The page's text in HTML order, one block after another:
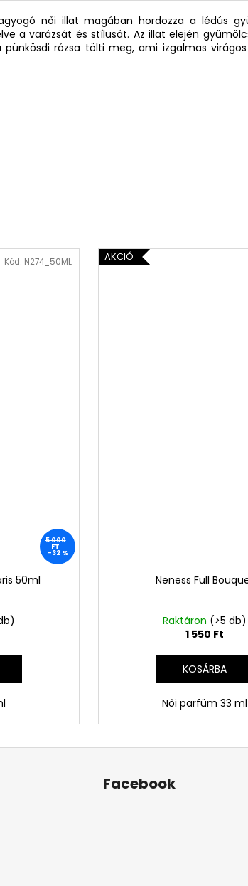
női illat magában hordozza a lédús
a varázsát és stílusát. Az illat elején
rózsa tölti meg, ami izgalmas
5 000
FT
–32 %
50ml
Kód: N274_50ML AKCIÓ
Neness Full
Raktáron (>5 db)
1 550 Ft
KOSÁRBA
Női parfüm 33 ml
Facebook